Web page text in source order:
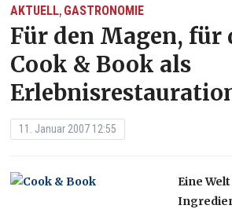
AKTUELL, GASTRONOMIE
Für den Magen, für
Cook & Book als
11. Januar 2007 12:55
Eine